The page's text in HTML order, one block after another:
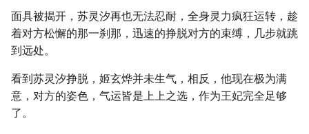
面具被揭开，苏灵汐再也无法忍耐，全身灵力疯狂运转，趁
着对方松懈的那一刹那，迅速的挣脱对方的束缚，几步就跳
到远处。
看到苏灵汐挣脱，姬玄烨并未生气，相反，他现在极为满
意，对方的姿色，气运皆是上上之选，作为王妃完全足够
了。